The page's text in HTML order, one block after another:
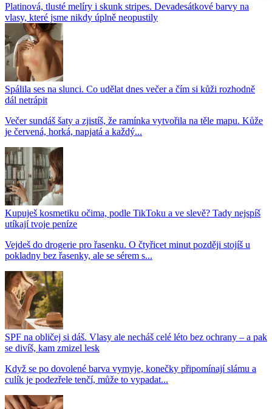
Platinová, tlusté melíry i skunk stripes. Devadesátkové barvy na
vlasy, které jsme nikdy úplně neopustily
Spálila ses na slunci. Co udělat dnes večer a čím si kůži rozhodně
dál netrápit
Večer sundáš šaty a zjistíš, že ramínka vytvořila na těle mapu. Kůže
je červená, horká, napjatá a každý...
Kupuješ kosmetiku očima, podle TikToku a ve slevě? Tady nejspíš
utíkají tvoje peníze
Vejdeš do drogerie pro řasenku. O čtyřicet minut později stojíš u
pokladny bez řasenky, ale se sérem s...
SPF na obličej si dáš. Vlasy ale necháš celé léto bez ochrany – a pak
se divíš, kam zmizel lesk
Když se po dovolené barva vymyje, konečky připomínají slámu a
culík je podezřele tenčí, může to vypadat...